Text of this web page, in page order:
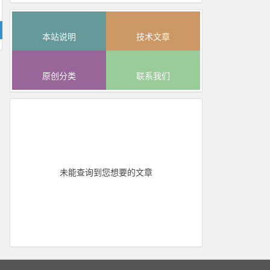
本站说明 技术文章
原创分类 联系我们
未能查询到您想要的文章